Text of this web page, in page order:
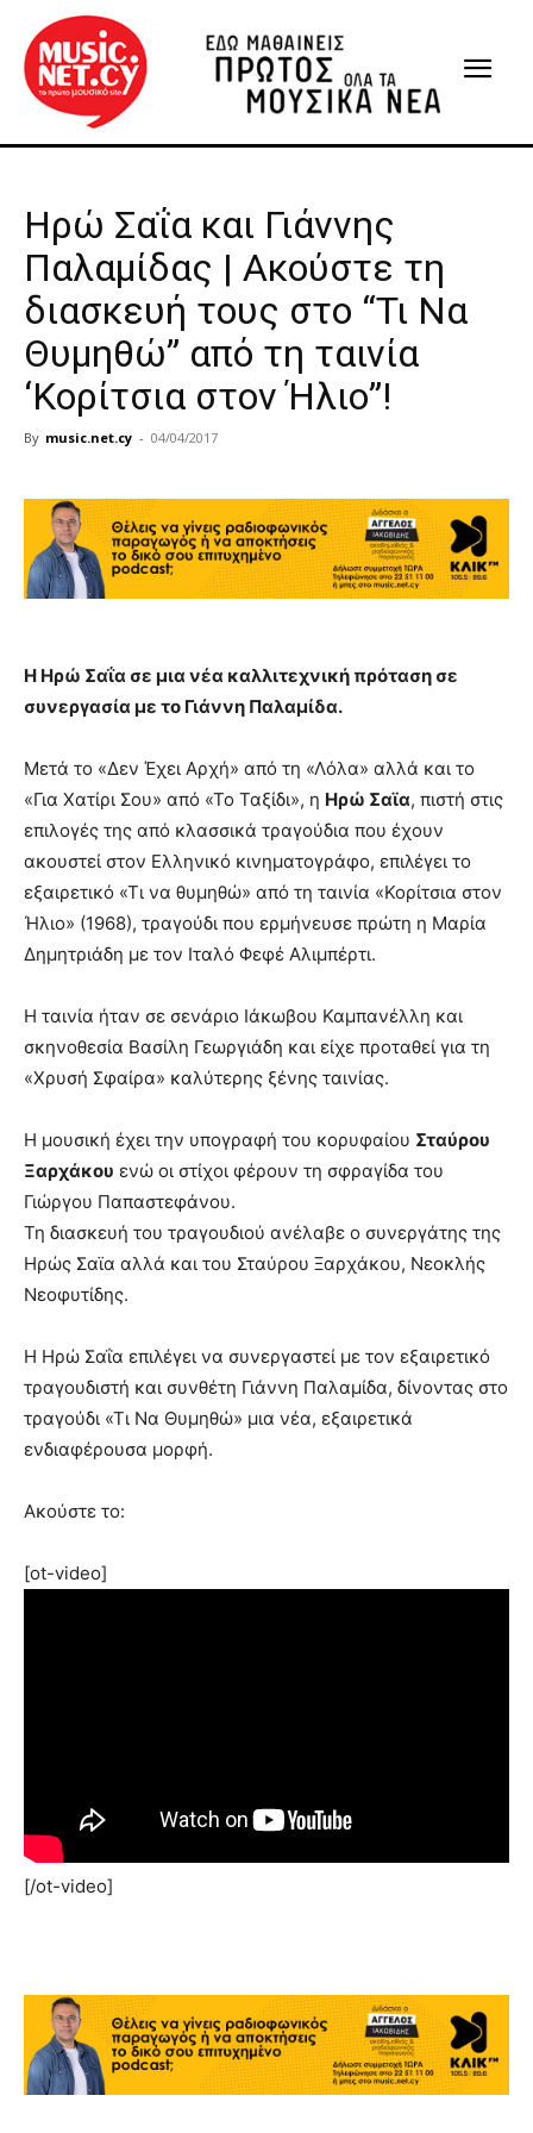
Ηρώ Σαΐα και Γιάννης
Παλαμίδας | Ακούστε τη
διασκευή τους στο “Τι Να
Θυμηθώ” από τη ταινία
‘Κορίτσια στον Ήλιο”!
By music.net.cy - 04/04/2017
Η Ηρώ Σαΐα σε μια νέα καλλιτεχνική πρόταση σε
συνεργασία με το Γιάννη Παλαμίδα.
Μετά το «Δεν Έχει Αρχή» από τη «Λόλα» αλλά και το
«Για Χατίρι Σου» από «Το Ταξίδι», η Ηρώ Σαϊα, πιστή στις
επιλογές της από κλασσικά τραγούδια που έχουν
ακουστεί στον Ελληνικό κινηματογράφο, επιλέγει το
εξαιρετικό «Τι να θυμηθώ» από τη ταινία «Κορίτσια στον
Ήλιο» (1968), τραγούδι που ερμήνευσε πρώτη η Μαρία
Δημητριάδη με τον Ιταλό Φεφέ Αλιμπέρτι.
Η ταινία ήταν σε σενάριο Ιάκωβου Καμπανέλλη και
σκηνοθεσία Βασίλη Γεωργιάδη και είχε προταθεί για τη
«Χρυσή Σφαίρα» καλύτερης ξένης ταινίας.
Η μουσική έχει την υπογραφή του κορυφαίου Σταύρου
Ξαρχάκου ενώ οι στίχοι φέρουν τη σφραγίδα του
Γιώργου Παπαστεφάνου.
Τη διασκευή του τραγουδιού ανέλαβε ο συνεργάτης της
Ηρώς Σαϊα αλλά και του Σταύρου Ξαρχάκου, Νεοκλής
Νεοφυτίδης.
Η Ηρώ Σαΐα επιλέγει να συνεργαστεί με τον εξαιρετικό
τραγουδιστή και συνθέτη Γιάννη Παλαμίδα, δίνοντας στο
τραγούδι «Τι Να Θυμηθώ» μια νέα, εξαιρετικά
ενδιαφέρουσα μορφή.
Ακούστε το:
[ot-video]
[/ot-video]